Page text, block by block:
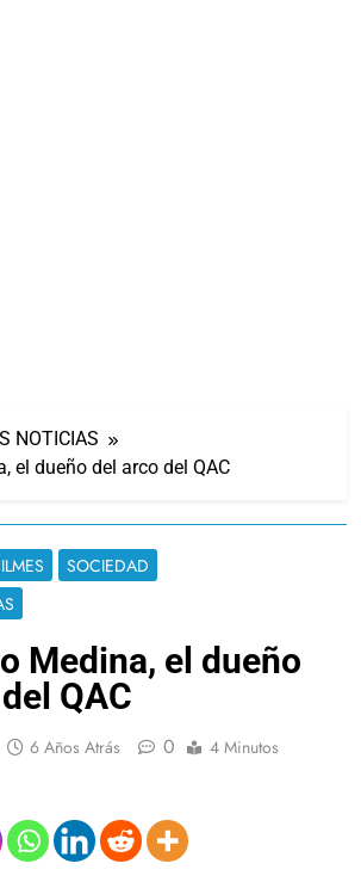
NOTICIAS
el dueño del arco del QAC
SOCIEDAD
Medina, el dueño
QAC
6 Años Atrás 0 4 Minutos